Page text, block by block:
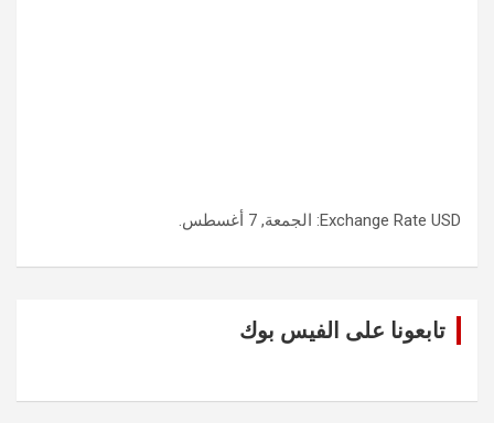
Exchange Rate USD : الجمعة, 7 أغسطس.
تابعونا على الفيس بوك